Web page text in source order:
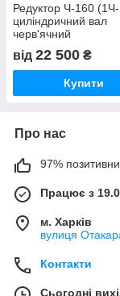
Редуктор Ч-160
циліндричний вал
черв'ячний
від 22 500 ₴
Купити
Про нас
97%
Працює з
м. Харків
вулиця
Контакти
Сьогодні